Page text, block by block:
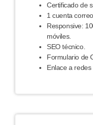
Certificado de
1 cuenta
Responsive:
móviles.
SEO técnico.
Formulario de
Enlace a redes